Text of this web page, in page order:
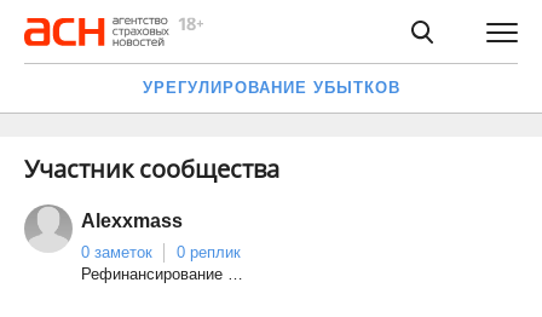
УРЕГУЛИРОВАНИЕ УБЫТКОВ
Участник сообщества
Alexxmass
0 заметок
0 реплик
Рефинансирование …